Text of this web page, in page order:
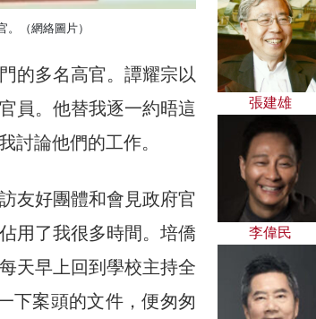
（網絡圖片）
的多名高官。譚耀宗以
員。他替我逐一約晤這
討論他們的工作。
友好團體和會見政府官
用了我很多時間。培僑
天早上回到學校主持全
下案頭的文件，便匆匆
張建雄
李偉民